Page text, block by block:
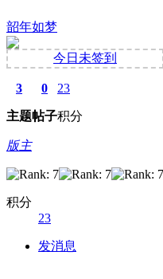
韶年如梦
今日未签到
3
主题
0
帖子
23
积分
版主
积分
23
发消息